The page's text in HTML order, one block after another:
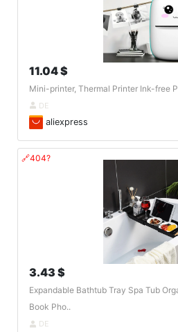
11.04 $
Mini-printer, Thermal Printer Ink-free
DE
aliexpress
🔗404?
3.43 $
Expandable Bathtub Tray Spa Tub
Book Pho..
DE